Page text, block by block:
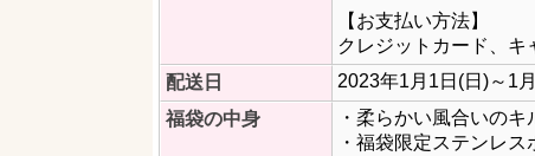
【お支払い方法】
クレジットカード、キ
配送日
2023年1月1日(日)～1
福袋の中身
・柔らかい風合いの
・福袋限定ステンレス